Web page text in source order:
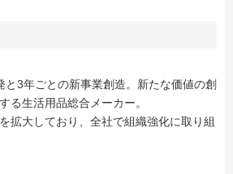
3年ごとの新事業創造。新たな価値の創
る生活用品総合メーカー。
拡大しており、全社で組織強化に取り組